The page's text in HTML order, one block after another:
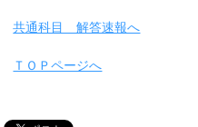
共通科目 解答速報へ
ＴＯＰページへ